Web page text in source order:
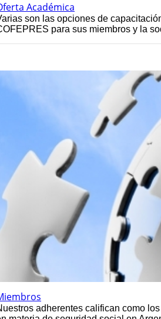
Académica
son las opciones de
para sus miembros y la
adherentes califican como